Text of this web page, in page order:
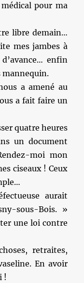
pour ma
libre demain…
mes jambes à
enfin
mannequin.
a amené au
a fait faire un
quatre heures
un document
moi mon
ciseaux ! Ceux
aurait
sous-Bois. »
une loi contre
retraites,
En avoir
!